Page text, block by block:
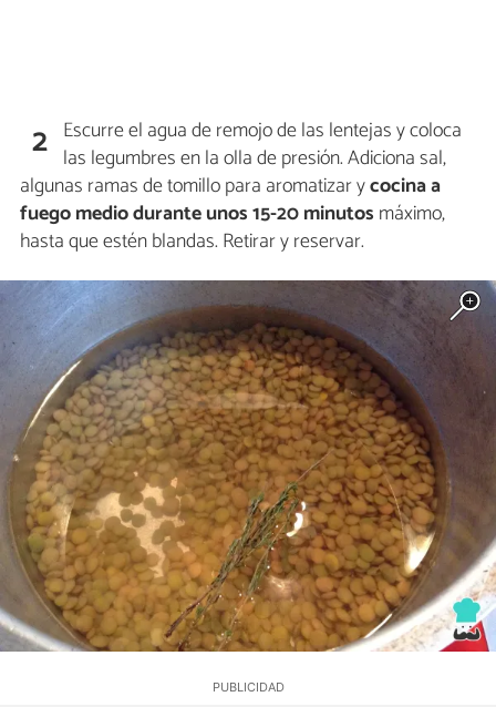
2 Escurre el agua de remojo de las lentejas y coloca
las legumbres en la olla de presión. Adiciona sal,
algunas ramas de tomillo para aromatizar ycocina a
fuego medio durante unos 15-20 minutos máximo,
hasta que estén blandas. Retirar y reservar.